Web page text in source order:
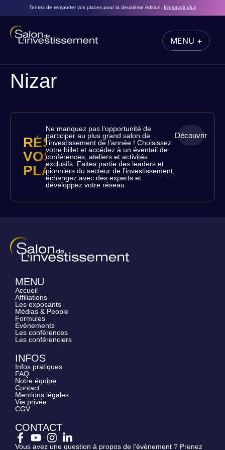
Tentez de remporter vos places pour la deuxième édition. En savoir plus
MENU +
Nizar
RÉSERVEZ
VOS
PLACES
Découvrir
Ne manquez pas l’opportunité de
participer au plus grand salon de
l’investissement de l’année ! Choisissez
votre billet et accédez à un éventail de
conférences, ateliers et activités
exclusifs. Faites partie des leaders et
pionniers du secteur de l’investissement,
échangez avec des experts et
développez votre réseau.
MENU
Accueil
Affiliations
Les exposants
Médias & People
Formules
Évènements
Les conférences
Les conférenciers
INFOS
Infos pratiques
FAQ
Notre équipe
Contact
Mentions légales
Vie privée
CGV
CONTACT
Vous avez une question à propos de l’évènement ? Prenez